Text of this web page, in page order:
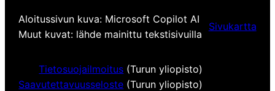
Aloitussivun kuva: Microsoft Copilot AI
Muut kuvat: lähde mainittu tekstisivuilla
Sivukartta
Tietosuojailmoitus (Turun yliopisto)
Saavutettavuusseloste (Turun yliopisto)